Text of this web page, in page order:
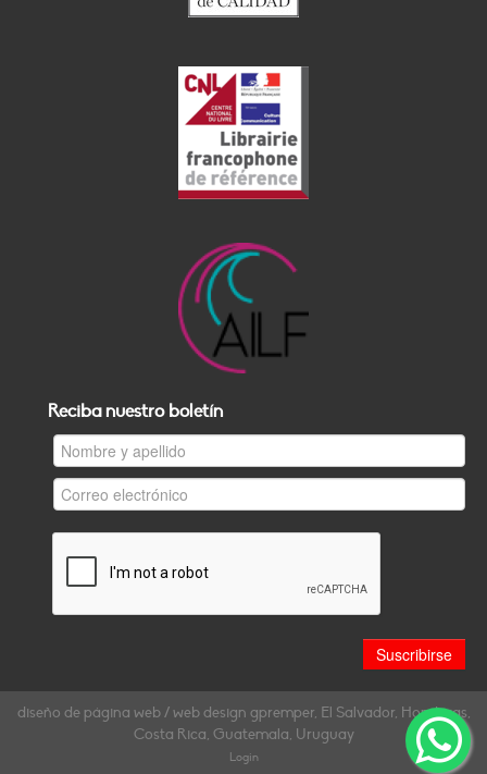
Reciba nuestro boletín
diseño de página web / web design gpremper, El Salvador, Honduras,
Costa Rica, Guatemala, Uruguay
Login